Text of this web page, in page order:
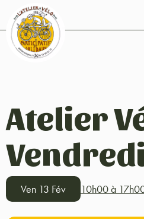
Atelier
Vendredi
Ven 13 Fév 10h00 à